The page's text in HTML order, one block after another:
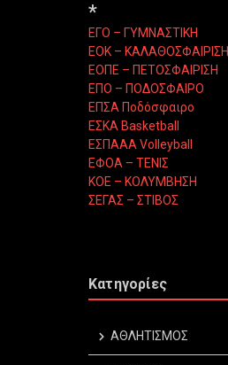
*
ΕΓΟ – ΓΥΜΝΑΣΤΙΚΗ
ΕΟΚ – ΚΑΛΑΘΟΣΦΑΙΡΙΣΗ
ΕΟΠΕ – ΠΕΤΟΣΦΑΙΡΙΣΗ
ΕΠΟ – ΠΟΔΟΣΦΑΙΡΟ
ΕΠΣΑ Ποδόσφαιρο
ΕΣΚΑ Basketball
ΕΣΠΑΑΑ Volleyball
ΕΦΟΑ – ΤΕΝΙΣ
ΚΟΕ – ΚΟΛΥΜΒΗΣΗ
ΣΕΓΑΣ – ΣΤΙΒΟΣ
Κατηγορίες
ΑΘΛΗΤΙΣΜΟΣ